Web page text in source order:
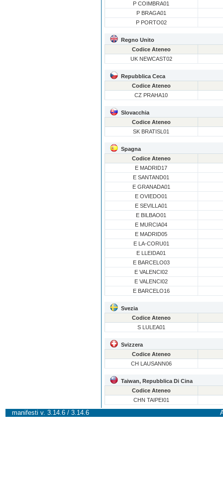
P COIMBRA01
P BRAGA01
P PORTO02
Regno Unito
Codice Ateneo
UK NEWCAST02
Repubblica Ceca
Codice Ateneo
CZ PRAHA10
Slovacchia
Codice Ateneo
SK BRATISL01
Spagna
Codice Ateneo
E MADRID17
E SANTAND01
E GRANADA01
E OVIEDO01
E SEVILLA01
E BILBAO01
E MURCIA04
E MADRID05
E LA-CORU01
E LLEIDA01
E BARCELO03
E VALENCI02
E VALENCI02
E BARCELO16
Svezia
Codice Ateneo
S LULEA01
Svizzera
Codice Ateneo
CH LAUSANN06
Taiwan, Repubblica Di Cina
Codice Ateneo
CHN TAIPEI01
manifesti v. 3.14.6 / 3.14.6